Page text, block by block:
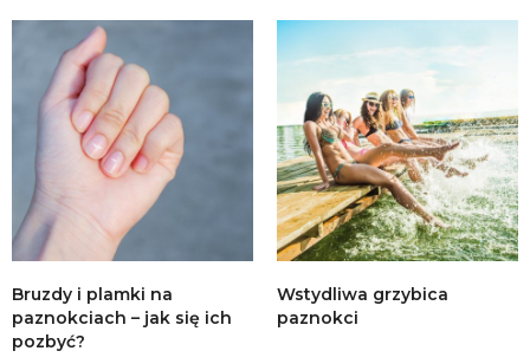
Bruzdy i plamki na
paznokciach – jak się ich
pozbyć?
Wstydliwa grzybica
paznokci